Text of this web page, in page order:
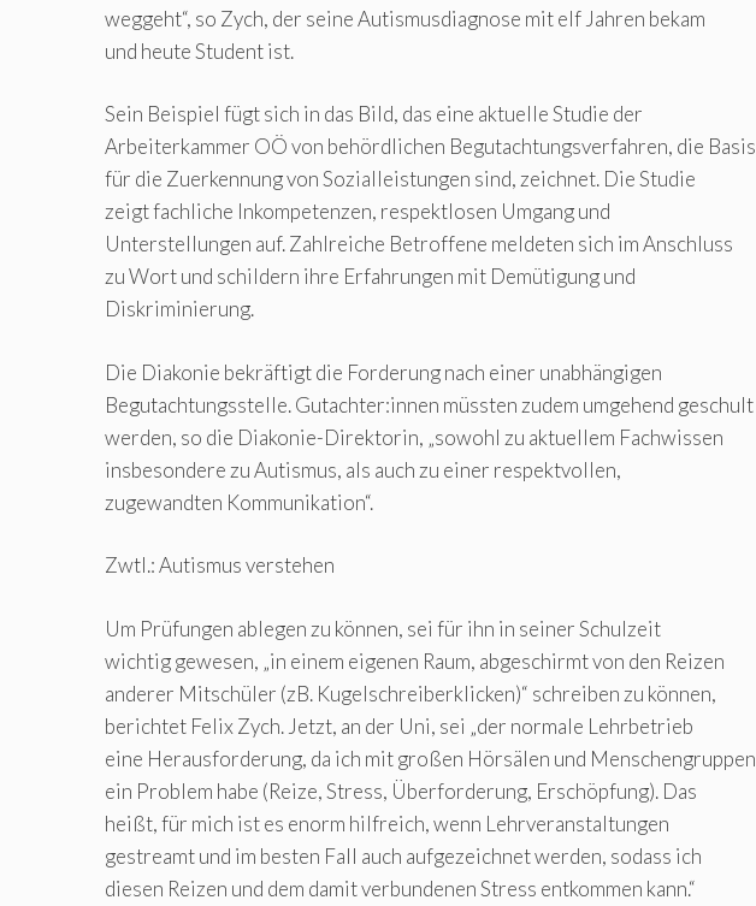
weggeht“, so Zych, der seine Autismusdiagnose mit elf Jahren bekam
und heute Student ist.
Sein Beispiel fügt sich in das Bild, das eine aktuelle Studie der
Arbeiterkammer OÖ von behördlichen Begutachtungsverfahren, die Basis
für die Zuerkennung von Sozialleistungen sind, zeichnet. Die Studie
zeigt fachliche Inkompetenzen, respektlosen Umgang und
Unterstellungen auf. Zahlreiche Betroffene meldeten sich im Anschluss
zu Wort und schildern ihre Erfahrungen mit Demütigung und
Diskriminierung.
Die Diakonie bekräftigt die Forderung nach einer unabhängigen
Begutachtungsstelle. Gutachter:innen müssten zudem umgehend geschult
werden, so die Diakonie-Direktorin, „sowohl zu aktuellem Fachwissen
insbesondere zu Autismus, als auch zu einer respektvollen,
zugewandten Kommunikation“.
Zwtl.: Autismus verstehen
Um Prüfungen ablegen zu können, sei für ihn in seiner Schulzeit
wichtig gewesen, „in einem eigenen Raum, abgeschirmt von den Reizen
anderer Mitschüler (zB. Kugelschreiberklicken)“ schreiben zu können,
berichtet Felix Zych. Jetzt, an der Uni, sei „der normale Lehrbetrieb
eine Herausforderung, da ich mit großen Hörsälen und Menschengruppen
ein Problem habe (Reize, Stress, Überforderung, Erschöpfung). Das
heißt, für mich ist es enorm hilfreich, wenn Lehrveranstaltungen
gestreamt und im besten Fall auch aufgezeichnet werden, sodass ich
diesen Reizen und dem damit verbundenen Stress entkommen kann.“